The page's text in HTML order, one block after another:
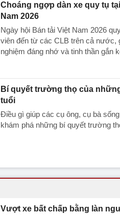
Choáng ngợp dàn xe quy tụ
Nam 2026
Ngày hội Bán tải Việt Nam 2026
viên đến từ các CLB trên cả nước,
nghiệm đáng nhớ và tinh thần gắn
Bí quyết trường thọ của
tuổi
Điều gì giúp các cụ ông, cụ bà
khám phá những bí quyết trường
Vượt xe bất chấp bằng làn